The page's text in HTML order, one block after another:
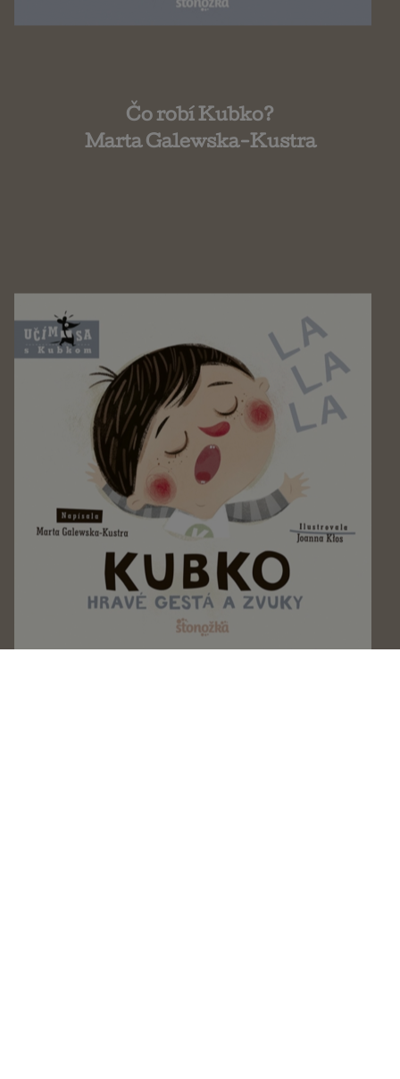
Čo robí Kubko?
Marta Galewska-Kustra